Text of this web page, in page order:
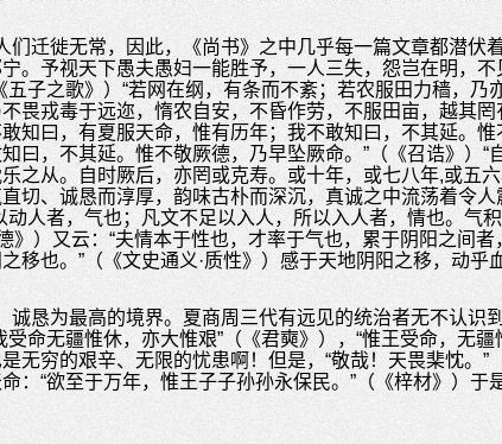
迁徙无常，因此，《尚书》之中几乎每一篇文章都潜伏
。予视天下愚夫愚妇一能胜予，一人三失，怨岂在明，
子之歌》）“若网在纲，有条而不紊；若农服田力穑，乃
畏戎毒于远迩，惰农自安，不昏作劳，不服田亩，越其罔
知曰，有夏服天命，惟有历年；我不敢知曰，不其延。
曰，不其延。惟不敬厥德，乃早坠厥命。”（《召诰》）“
之从。自时厥后，亦罔或克寿。或十年，或七八年,或五
切、诚恳而淳厚，韵味古朴而深沉，真诚之中流荡着令
动人者，气也；凡文不足以入人，所以入人者，情也。气
》）又云：“夫情本于性也，才率于气也，累于阴阳之间
移也。”（《文史通义·质性》）感于天地阴阳之移，动乎
诚恳为最高的境界。夏商周三代有远见的统治者无不认识
命无疆惟休，亦大惟艰”（《君奭》），“惟王受命，无疆
无穷的艰辛、无限的忧患啊！但是，“敬哉！天畏棐忱。”
：“欲至于万年，惟王子子孙孙永保民。”（《梓材》）于